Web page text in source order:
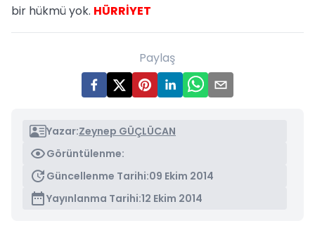
bir hükmü yok. HÜRRİYET
Paylaş
Yazar:Zeynep GÜÇLÜCAN
Görüntülenme:
Güncellenme Tarihi:09 Ekim 2014
Yayınlanma Tarihi:12 Ekim 2014